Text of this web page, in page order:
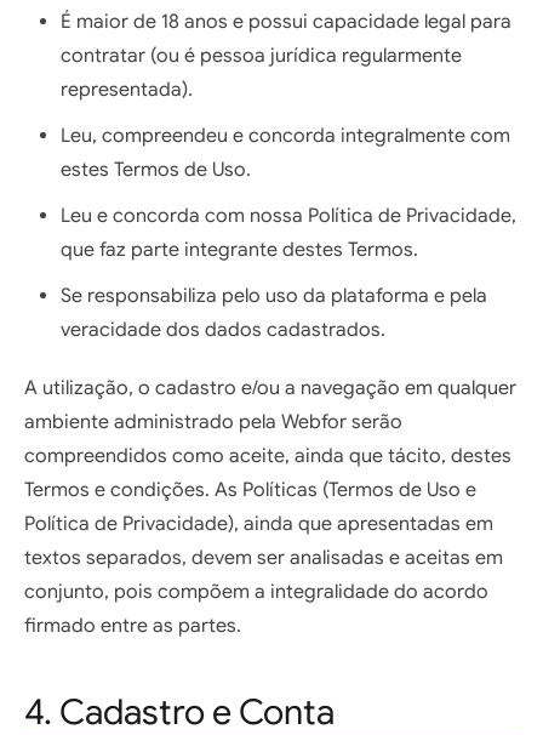
É maior de 18 anos e possui capacidade legal para
contratar (ou é pessoa jurídica regularmente
representada).
Leu, compreendeu e concorda integralmente com
estes Termos de Uso.
Leu e concorda com nossa Política de Privacidade,
que faz parte integrante destes Termos.
Se responsabiliza pelo uso da plataforma e pela
veracidade dos dados cadastrados.
A utilização, o cadastro e/ou a navegação em qualquer
ambiente administrado pela Webfor serão
compreendidos como aceite, ainda que tácito, destes
Termos e condições. As Políticas (Termos de Uso e
Política de Privacidade), ainda que apresentadas em
textos separados, devem ser analisadas e aceitas em
conjunto, pois compõem a integralidade do acordo
firmado entre as partes.
4. Cadastro e Conta